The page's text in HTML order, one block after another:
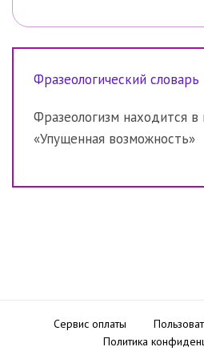
Фразеологический словарь
Фразеологизм находится в
«Упущенная возможность»
Сервис оплаты
Политика